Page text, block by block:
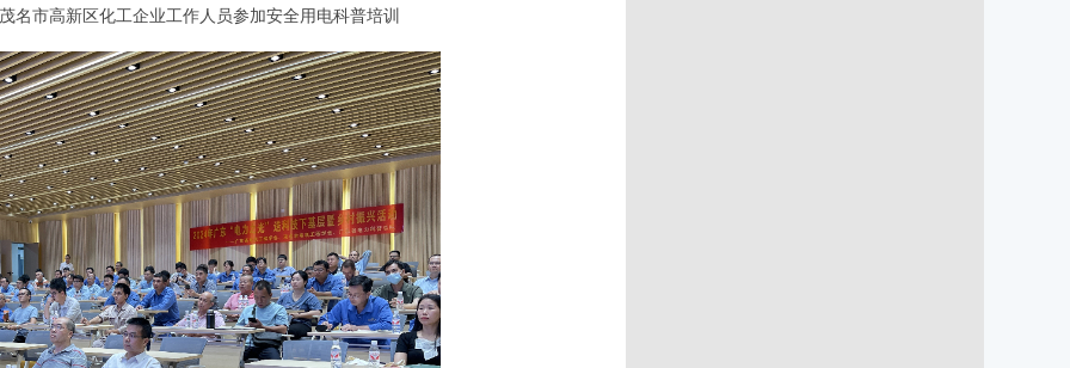
名市高新区化工企业工作人员参加安全用电科普培训